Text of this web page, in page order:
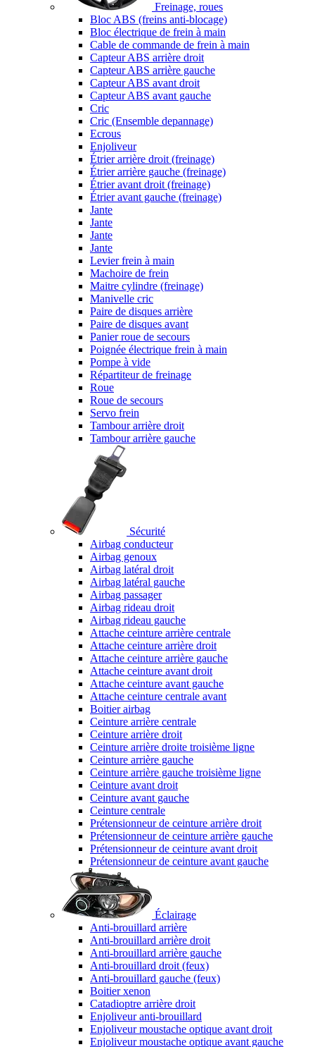
Freinage, roues
Bloc ABS (freins anti-blocage)
Bloc électrique de frein à main
Cable de commande de frein à main
Capteur ABS arrière droit
Capteur ABS arrière gauche
Capteur ABS avant droit
Capteur ABS avant gauche
Cric
Cric (Ensemble depannage)
Ecrous
Enjoliveur
Étrier arrière droit (freinage)
Étrier arrière gauche (freinage)
Étrier avant droit (freinage)
Étrier avant gauche (freinage)
Jante
Jante
Jante
Jante
Levier frein à main
Machoire de frein
Maitre cylindre (freinage)
Manivelle cric
Paire de disques arrière
Paire de disques avant
Panier roue de secours
Poignée électrique frein à main
Pompe à vide
Répartiteur de freinage
Roue
Roue de secours
Servo frein
Tambour arrière droit
Tambour arrière gauche
Sécurité
Airbag conducteur
Airbag genoux
Airbag latéral droit
Airbag latéral gauche
Airbag passager
Airbag rideau droit
Airbag rideau gauche
Attache ceinture arrière centrale
Attache ceinture arrière droit
Attache ceinture arrière gauche
Attache ceinture avant droit
Attache ceinture avant gauche
Attache ceinture centrale avant
Boitier airbag
Ceinture arrière centrale
Ceinture arrière droit
Ceinture arrière droite troisième ligne
Ceinture arrière gauche
Ceinture arrière gauche troisième ligne
Ceinture avant droit
Ceinture avant gauche
Ceinture centrale
Prétensionneur de ceinture arrière droit
Prétensionneur de ceinture arrière gauche
Prétensionneur de ceinture avant droit
Prétensionneur de ceinture avant gauche
Éclairage
Anti-brouillard arrière
Anti-brouillard arrière droit
Anti-brouillard arrière gauche
Anti-brouillard droit (feux)
Anti-brouillard gauche (feux)
Boitier xenon
Catadioptre arrière droit
Enjoliveur anti-brouillard
Enjoliveur moustache optique avant droit
Enjoliveur moustache optique avant gauche